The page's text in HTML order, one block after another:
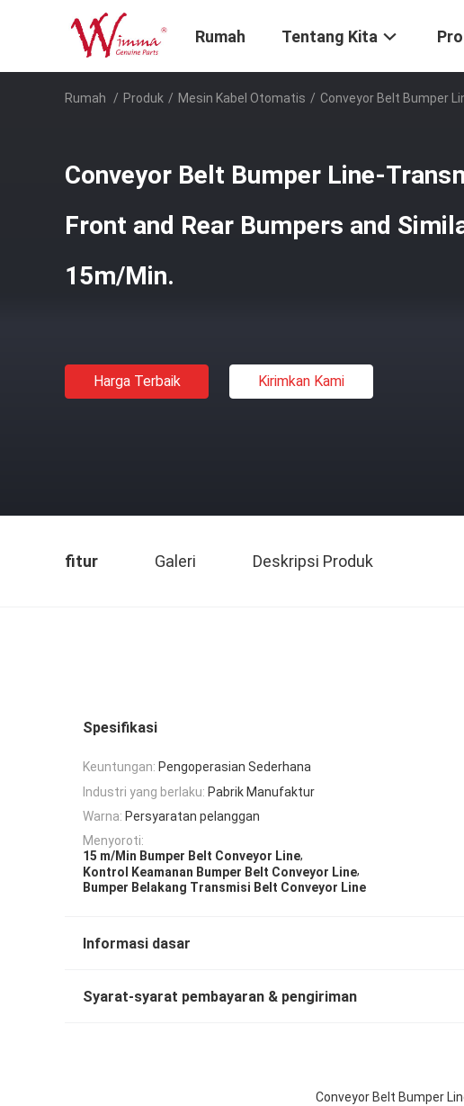
Rumah Tentang Kita
Rumah / Produk / Mesin Kabel Otomatis / Conveyor Belt Bumper
Conveyor Belt Bumper Line-
Front and Rear Bumpers and
15m/Min.
Harga Terbaik Kirimkan Kami
fitur Galeri Deskripsi Produk
Spesifikasi
Keuntungan: Pengoperasian Sederhana
Industri yang berlaku: Pabrik Manufaktur
Warna: Persyaratan pelanggan
Menyoroti:
15 m/Min Bumper Belt Conveyor Line,
Kontrol Keamanan Bumper Belt Conveyor Line,
Bumper Belakang Transmisi Belt Conveyor Line
Informasi dasar
Syarat-syarat pembayaran & pengiriman
Conveyor Belt Bumper